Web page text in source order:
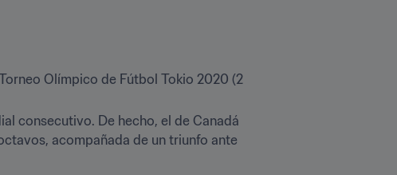
Olímpico de Fútbol Tokio 2020 (2
consecutivo. De hecho, el de Canadá
acompañada de un triunfo ante